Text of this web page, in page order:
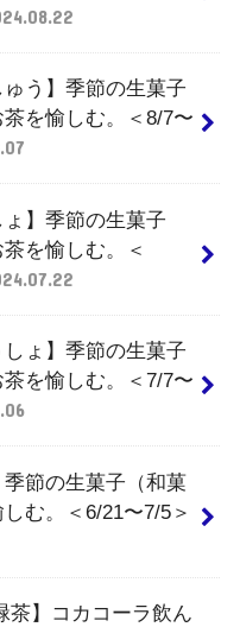
ゅう】季節の生菓子
茶を愉しむ。＜8/7〜
ょ】季節の生菓子
茶を愉しむ。＜
しょ】季節の生菓子
茶を愉しむ。＜7/7〜
季節の生菓子（和菓
む。＜6/21〜7/5＞
茶】コカコーラ飲ん